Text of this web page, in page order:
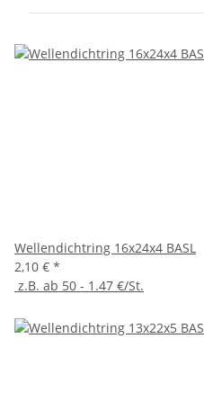
Wellendichtring 16x24x4 BASL
2,10 € *
z.B. ab 50 - 1.47 €/St.